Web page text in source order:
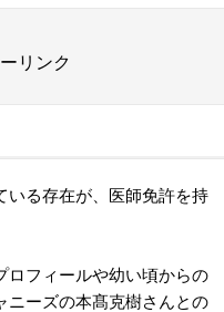
リンク
いる存在が、医師免許を持
ロフィールや幼い頃からの
ニーズの本髙克樹さんとの